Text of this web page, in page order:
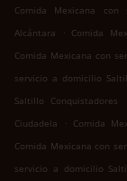
Comida Mexicana
Alcántara
. Comida
Comida Mexicana con
servicio a domicilio
Saltillo Conquistadores
Ciudadela
. Comida
Comida Mexicana con
servicio a domicilio